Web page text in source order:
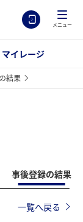
メニュー
マイレージ
結果
事後登録の結果
一覧へ戻る